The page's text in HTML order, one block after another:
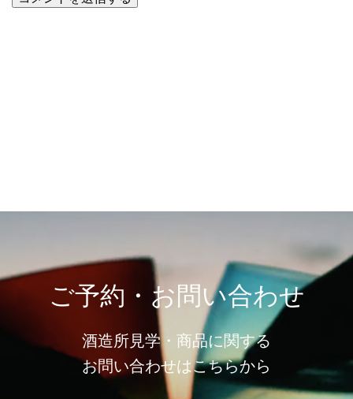
ご予約・お問い合わせ
酒造所見学・商品に関する
お問い合わせはこちらから